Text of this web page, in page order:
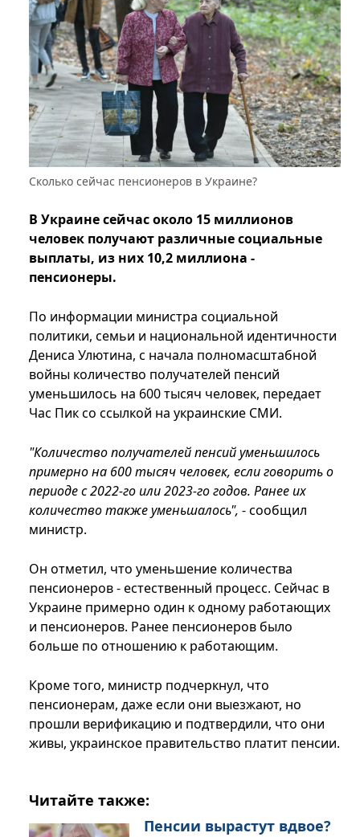
Сколько сейчас пенсионеров в Украине?
В Украине сейчас около 15 миллионов
человек получают различные социальные
выплаты, из них 10,2 миллиона -
пенсионеры.
По информации министра социальной
политики, семьи и национальной идентичности
Дениса Улютина, с начала полномасштабной
войны количество получателей пенсий
уменьшилось на 600 тысяч человек, передает
Час Пик со ссылкой на украинские СМИ.
"Количество получателей пенсий уменьшилось
примерно на 600 тысяч человек, если говорить о
периоде с 2022-го или 2023-го годов. Ранее их
количество также уменьшалось", - сообщил
министр.
Он отметил, что уменьшение количества
пенсионеров - естественный процесс. Сейчас в
Украине примерно один к одному работающих
и пенсионеров. Ранее пенсионеров было
больше по отношению к работающим.
Кроме того, министр подчеркнул, что
пенсионерам, даже если они выезжают, но
прошли верификацию и подтвердили, что они
живы, украинское правительство платит пенсии.
Читайте также:
Пенсии вырастут вдвое?